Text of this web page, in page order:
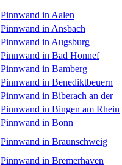
Pinnwand in Aalen
Pinnwand in Ansbach
Pinnwand in Augsburg
Pinnwand in Bad Honnef
Pinnwand in Bamberg
Pinnwand in Benediktbeuern
Pinnwand in Biberach an der
Pinnwand in Bingen am Rhein
Pinnwand in Bonn
Pinnwand in Braunschweig
Pinnwand in Bremerhaven